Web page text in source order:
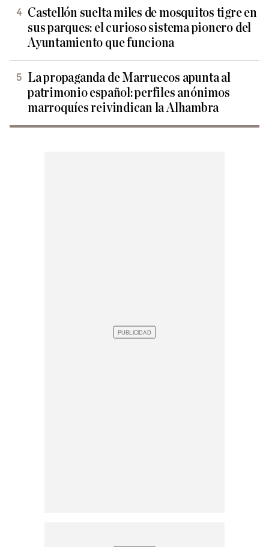
Castellón suelta miles de mosquitos tigre en
sus parques: el curioso sistema pionero del
Ayuntamiento que funciona
La propaganda de Marruecos apunta al
patrimonio español: perfiles anónimos
marroquíes reivindican la Alhambra